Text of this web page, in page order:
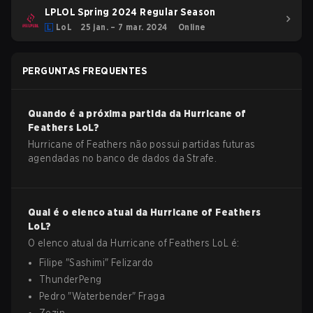
LPLOL Spring 2024 Regular Season
LoL 25 jan. – 7 mar. 2024 Online
PERGUNTAS FREQUENTES
Quando é a próxima partida da Hurricane of
Feathers LoL?
Hurricane of Feathers não possui partidas futuras
agendadas no banco de dados da Strafe.
Qual é o elenco atual da Hurricane of Feathers
LoL?
O elenco atual da Hurricane of Feathers LoL
é:
Filipe "Sashimi" Felizardo
ThunderPeng
Pedro "Waterbender" Fraga